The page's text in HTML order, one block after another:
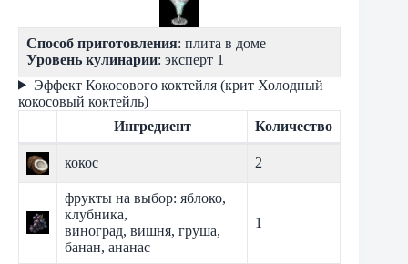
Способ приготовления: плита в доме
Уровень кулинарии: эксперт 1
Эффект Кокосового коктейля (крит Холодный
кокосовый коктейль)
Ингредиент
Количество
кокос 2
фрукты на выбор: яблоко,
клубника,
виноград, вишня, груша,
банан, ананас
1